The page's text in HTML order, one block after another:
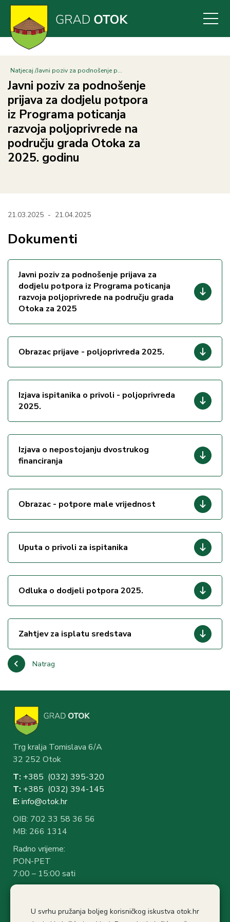
Skoči
glavni
sadržaj
Natjecaj Javni poziv za podnošenje p...
Javni poziv za podnošenje
prijava za dodjelu potpora
iz Programa poticanja
razvoja poljoprivrede na
području grada Otoka za
2025. godinu
Natrag
21.03.2025 - 21.04.2025
Dokumenti
Javni poziv za podnošenje prijava za
dodjelu potpora iz Programa poticanja
razvoja poljoprivrede na području grada
Otoka za 2025
Obrazac prijave - poljoprivreda 2025.
Izjava ispitanika o privoli - poljoprivreda
2025.
Izjava o nepostojanju dvostrukog
financiranja
Obrazac - potpore male vrijednost
Uputa o privoli za ispitanika
Odluka o dodjeli potpora 2025.
Zahtjev za isplatu sredstava
Trg kralja Tomislava 6/A
32 252 Otok
T: +385 (032) 395-320
T: +385 (032) 394-145
E: info@otok.hr
OIB: 702 33 58 36 56
MB: 266 1314
Radno vrijeme:
PON-PET
7:00 – 15:00 sati
U svrhu pružanja boljeg korisničkog iskustva otok.hr